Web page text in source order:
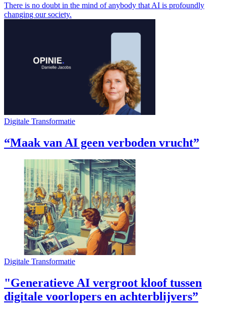
There is no doubt in the mind of anybody that AI is profoundly
changing our society.
Digitale Transformatie
“Maak van AI geen verboden vrucht”
Digitale Transformatie
"Generatieve AI vergroot kloof tussen
digitale voorlopers en achterblijvers”